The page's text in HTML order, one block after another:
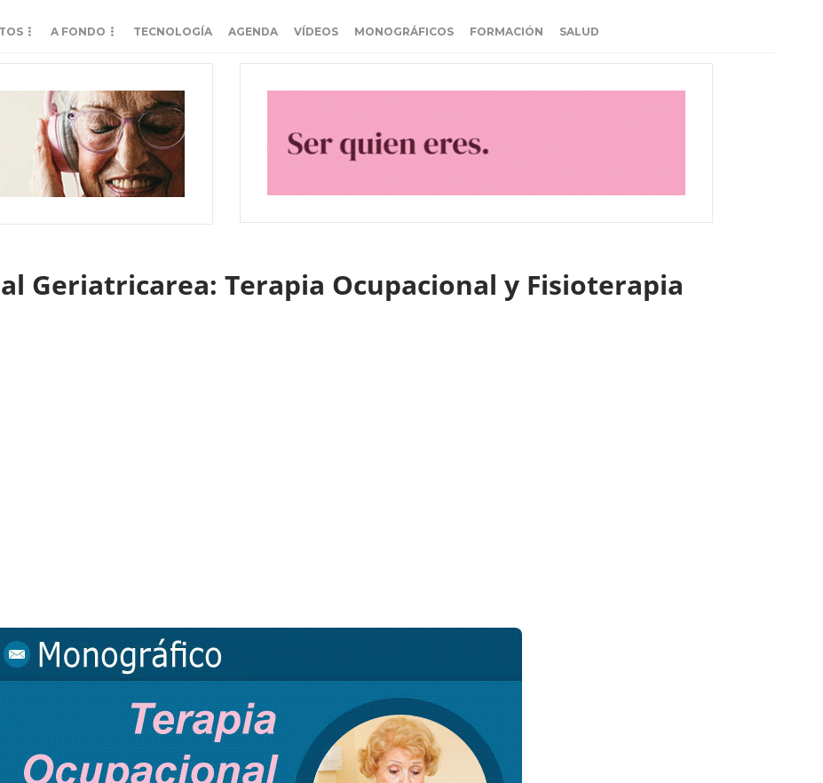
A FONDO TECNOLOGÍA AGENDA VÍDEOS MONOGRÁFICOS FORMACIÓN SALUD
Geriatricarea: Terapia Ocupacional y Fisioterapia